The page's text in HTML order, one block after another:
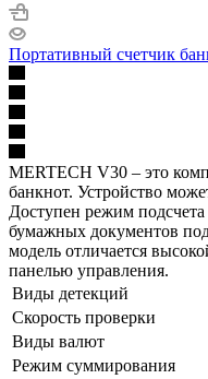
Портативный счетчик
MERTECH V30 – это
банкнот. Устройство
Доступен режим
бумажных документов
модель отличается
панелью управления.
Виды детекций
Скорость проверки
Виды валют
Режим суммирования